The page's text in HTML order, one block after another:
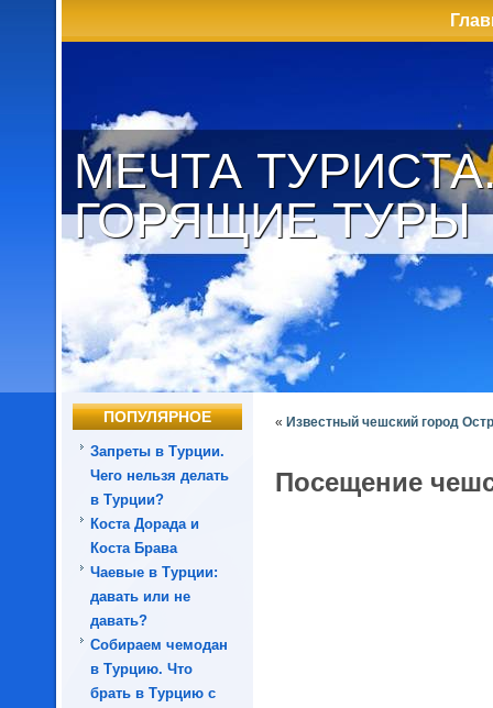
МЕЧТА
ГОРЯЩИЕ ТУРЫ
ПОПУЛЯРНОЕ
Запреты в Турции.
Чего нельзя делать
в Турции?
Коста Дорада и
Коста Брава
Чаевые в Турции:
давать или не
давать?
Собираем чемодан
в Турцию. Что
брать в Турцию с
« Известный чешский город
Посещение